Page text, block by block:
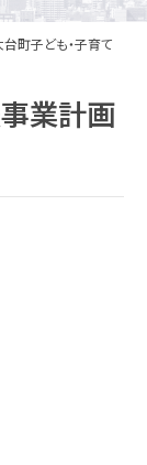
台町子ども・子育て
業計画